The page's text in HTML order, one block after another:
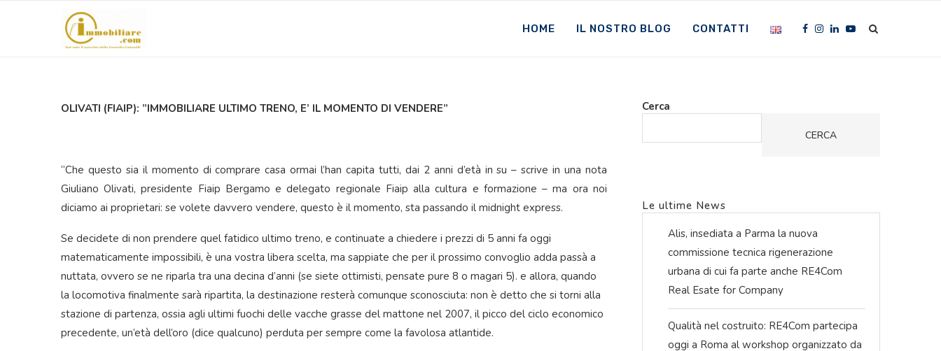
HOME IL NOSTRO BLOG CONTATTI
OLIVATI (FIAIP): ”IMMOBILIARE ULTIMO TRENO, E’ IL MOMENTO DI VENDERE”
“Che questo sia il momento di comprare casa ormai l’han capita tutti, dai 2 anni d’età in su – scrive in una nota
Giuliano Olivati, presidente Fiaip Bergamo e delegato regionale Fiaip alla cultura e formazione – ma ora noi
diciamo ai proprietari: se volete davvero vendere, questo è il momento, sta passando il midnight express.
Se decidete di non prendere quel fatidico ultimo treno, e continuate a chiedere i prezzi di 5 anni fa oggi
matematicamente impossibili, è una vostra libera scelta, ma sappiate che per il prossimo convoglio adda passà a
nuttata, ovvero se ne riparla tra una decina d’anni (se siete ottimisti, pensate pure 8 o magari 5). e allora, quando
la locomotiva finalmente sarà ripartita, la destinazione resterà comunque sconosciuta: non è detto che si torni alla
stazione di partenza, ossia agli ultimi fuochi delle vacche grasse del mattone nel 2007, il picco del ciclo economico
precedente, un’età dell’oro (dice qualcuno) perduta per sempre come la favolosa atlantide.
Cerca
CERCA
Le ultime News
Alis, insediata a Parma la nuova
commissione tecnica rigenerazione
urbana di cui fa parte anche RE4Com
Real Esate for Company
Qualità nel costruito: RE4Com partecipa
oggi a Roma al workshop organizzato da